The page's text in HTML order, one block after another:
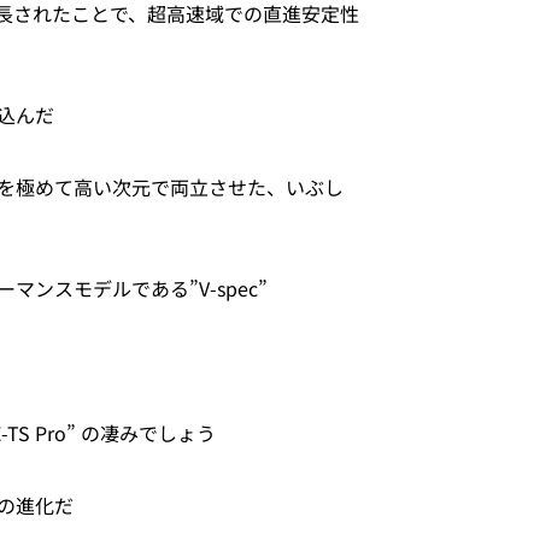
れたことで、超高速域での直進安定性
んだ
極めて高い次元で両立させた、いぶし
マンスモデルである”V-spec”
Pro” の凄みでしょう
進化だ